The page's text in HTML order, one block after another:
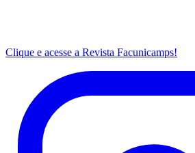
Clique e acesse a Revista Facunicamps!